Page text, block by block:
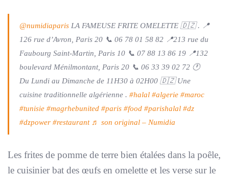
@numidiaparis LA FAMEUSE FRITE OMELETTE 🇩🇿 . 📍
126 rue d’Avron, Paris 20 📞 06 78 01 58 82 📍213 rue du
Faubourg Saint-Martin, Paris 10 📞 07 88 13 86 19 📍132
boulevard Ménilmontant, Paris 20 📞 06 33 39 02 72 🕐
Du Lundi au Dimanche de 11H30 à 02H00 🇩🇿 Une
cuisine traditionnelle algérienne . #halal #algerie #maroc
#tunisie #magrhebunited #paris #food #parishalal #dz
#dzpower #restaurant ♬ son original – Numidia
Les frites de pomme de terre bien étalées dans la poêle,
le cuisinier bat des œufs en omelette et les verse sur le